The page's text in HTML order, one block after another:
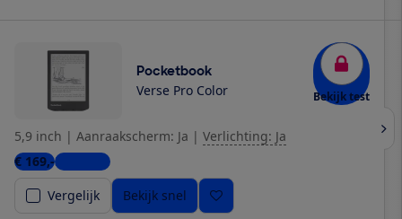
Pocketbook
Verse Pro Color Bekijk test
5,9 inch | Aanraakscherm: Ja | Verlichting: Ja
€ 169,-5 winkels
Vergelijk
Bekijk snel